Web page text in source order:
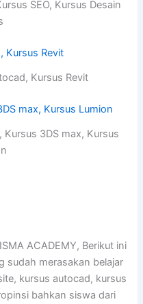
SEO, Kursus Desain
Kursus Revit
3DS max, Kursus
ACADEMY, Berikut ini
sudah merasakan belajar
kursus autocad, kursus
bahkan siswa dari